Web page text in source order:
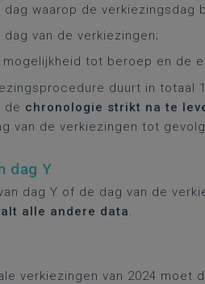
dag waarop de verkiezingsdag
dag van de verkiezingen;
mogelijkheid tot beroep en de
duurt in totaal
de chronologie strikt na te
van de verkiezingen tot
dag Y
dag Y of de dag van de
alle andere data.
verkiezingen van 2024 moet